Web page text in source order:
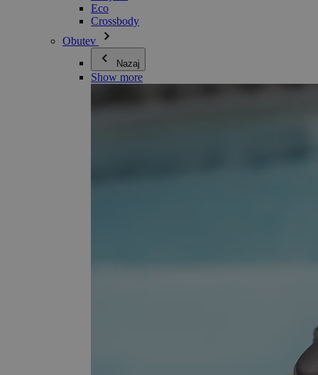
Eco
Crossbody
Obutev
Nazaj
Show more